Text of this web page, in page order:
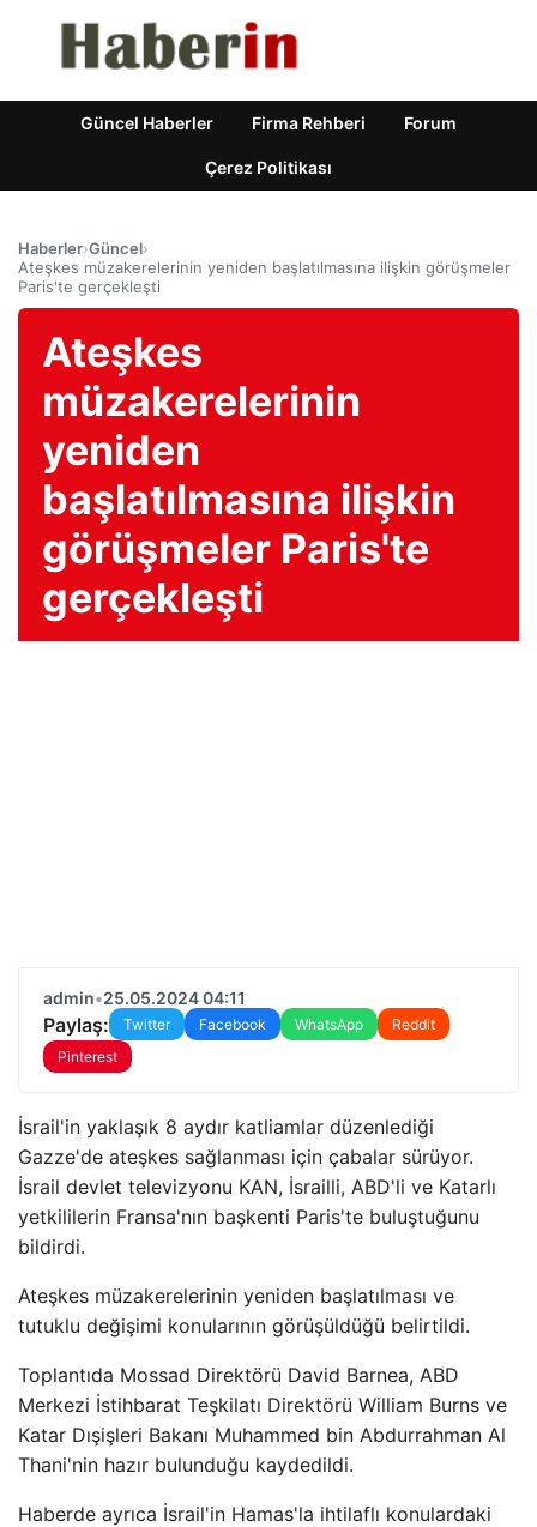
Güncel Haberler Firma Rehberi Forum
Çerez Politikası
Haberler›Güncel›
Ateşkes müzakerelerinin yeniden başlatılmasına ilişkin görüşmeler
Paris'te gerçekleşti
Ateşkes
müzakerelerinin
yeniden
başlatılmasına ilişkin
görüşmeler Paris'te
gerçekleşti
admin•25.05.2024 04:11
Paylaş: Twitter Facebook WhatsApp
Reddit
Pinterest
İsrail'in yaklaşık 8 aydır katliamlar düzenlediği
Gazze'de ateşkes sağlanması için çabalar sürüyor.
İsrail devlet televizyonu KAN, İsrailli, ABD'li ve Katarlı
yetkililerin Fransa'nın başkenti Paris'te buluştuğunu
bildirdi.
Ateşkes müzakerelerinin yeniden başlatılması ve
tutuklu değişimi konularının görüşüldüğü belirtildi.
Toplantıda Mossad Direktörü David Barnea, ABD
Merkezi İstihbarat Teşkilatı Direktörü William Burns ve
Katar Dışişleri Bakanı Muhammed bin Abdurrahman Al
Thani'nin hazır bulunduğu kaydedildi.
Haberde ayrıca İsrail'in Hamas'la ihtilaflı konulardaki